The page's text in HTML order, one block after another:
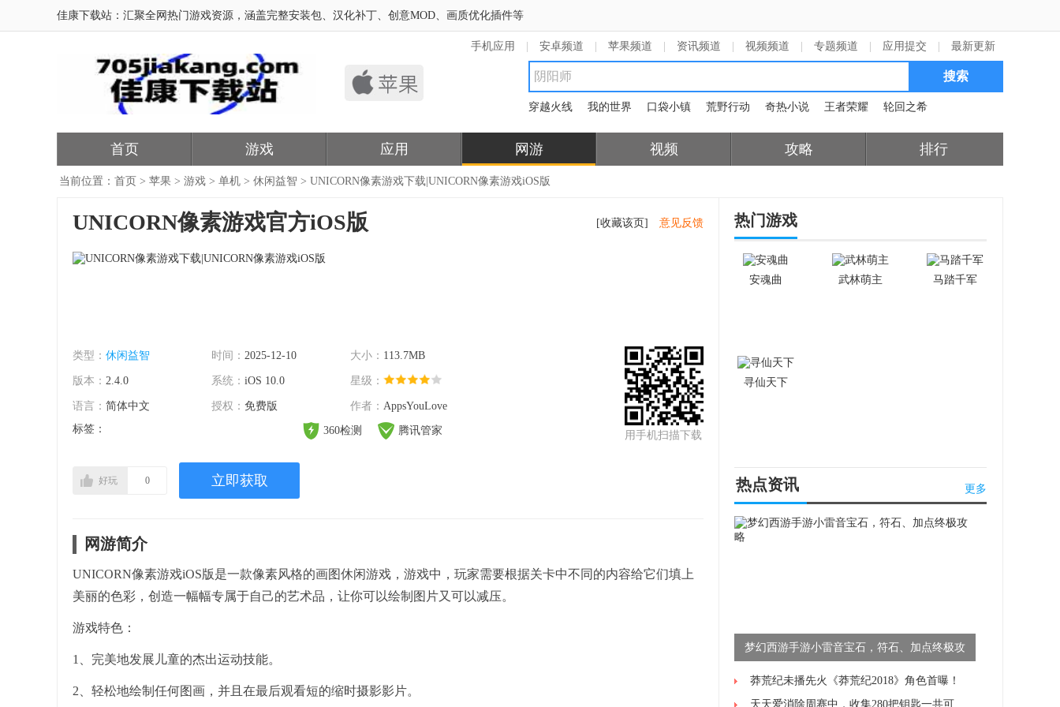
佳康下载站：汇聚全网热门游戏资源，涵盖完整安装包、汉化补丁、创意MOD、画质优化插件等
手机应用 安卓频道 苹果频道 资讯频道 视频频道 专题频道 应用提交 最新更新
穿越火线 我的世界 口袋小镇 荒野行动 奇热小说 王者荣耀 轮回之希
首页 游戏 应用 网游 视频 攻略 排行
当前位置： 首页 > 苹果 > 游戏 > 单机 > 休闲益智 > UNICORN像素游戏下载|UNICORN像素游戏iOS版
UNICORN像素游戏官方iOS版 [收藏该页] 意见反馈
类型： 休闲益智 时间： 2025-12-10 大小： 113.7MB
版本： 2.4.0 系统： iOS 10.0 星级：
语言： 简体中文 授权： 免费版 作者： AppsYouLove
标签：
360检测 腾讯管家 用手机扫描下载
好玩 0 立即获取
网游简介
UNICORN像素游戏iOS版是一款像素风格的画图休闲游戏，游戏中，玩家需要根据关卡中不同的内容给它们填上
美丽的色彩，创造一幅幅专属于自己的艺术品，让你可以绘制图片又可以减压。
游戏特色：
1、完美地发展儿童的杰出运动技能。
2、轻松地绘制任何图画，并且在最后观看短的缩时摄影影片。
热门游戏
安魂曲 武林萌主 马踏千军
寻仙天下
热点资讯 更多
梦幻西游手游小雷音宝石，符石、加点终极攻
略
莽荒纪未播先火《莽荒纪2018》角色首曝！